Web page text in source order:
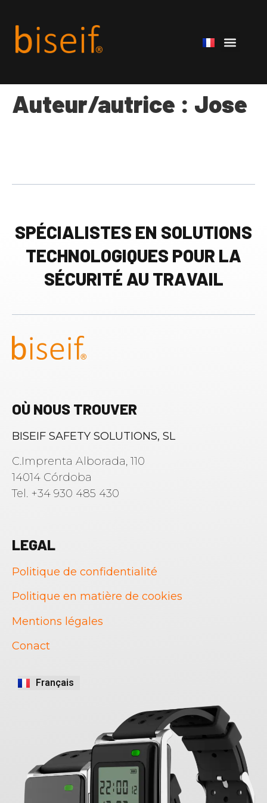
Auteur/autrice : Jose
SPÉCIALISTES EN SOLUTIONS
TECHNOLOGIQUES POUR LA
SÉCURITÉ AU TRAVAIL
OÙ NOUS TROUVER
BISEIF SAFETY SOLUTIONS, SL
C.Imprenta Alborada, 110
14014 Córdoba
Tel. +34 930 485 430
LEGAL
Politique de confidentialité
Politique en matière de cookies
Mentions légales
Conact
Français
Português
Español